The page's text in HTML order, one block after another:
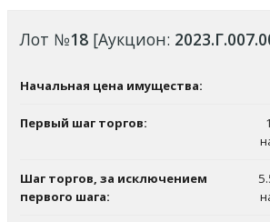
Лот №18[Аукцион:
Начальная цена имущества:
Первый шаг торгов:
Шаг торгов, за исключением
первого шага: